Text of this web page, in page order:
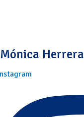
Mónica Herrera